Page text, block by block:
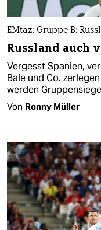
EMtaz: Gruppe B:
Russland auch
Vergesst Spanien,
Bale und Co.
werden
Von Ronny Müller